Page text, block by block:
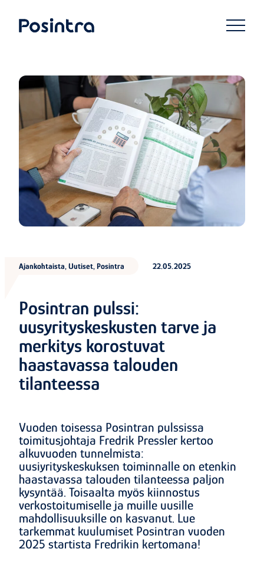
suoraan
sisältöön
Posintra Oy
Ajankohtaista, Uutiset, Posintra 22.05.2025
Posintran pulssi:
uusyrityskeskusten tarve ja
merkitys korostuvat
haastavassa talouden
tilanteessa
Vuoden toisessa Posintran pulssissa
toimitusjohtaja Fredrik Pressler kertoo
alkuvuoden tunnelmista:
uusiyrityskeskuksen toiminnalle on etenkin
haastavassa talouden tilanteessa paljon
kysyntää. Toisaalta myös kiinnostus
verkostoitumiselle ja muille uusille
mahdollisuuksille on kasvanut. Lue
tarkemmat kuulumiset Posintran vuoden
2025 startista Fredrikin kertomana!